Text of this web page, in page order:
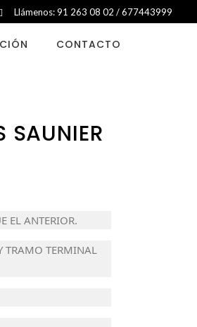
Llámenos: 91 263 08 02 / 677443999
CONTACTO
SAUNIER
EL ANTERIOR.
TRAMO TERMINAL